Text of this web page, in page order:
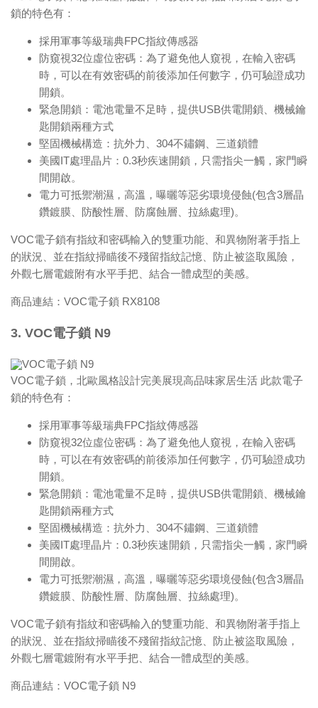
鎖的特色有：
採用軍事等級瑞典FPC指紋傳感器
防窺視32位虛位密碼：為了避免他人窺視，在輸入密碼
時，可以在有效密碼的前後添加任何數字，仍可驗證成功
開鎖。
緊急開鎖：電池電量不足時，提供USB供電開鎖、機械鑰
匙開鎖兩種方式
堅固機械構造：抗外力、304不鏽鋼、三道鎖體
美國IT處理晶片：0.3秒疾速開鎖，只需指尖一觸，家門瞬
間開啟。
電力可抵禦潮濕，高溫，曝曬等惡劣環境侵蝕(包含3層晶
鑽鍍膜、防酸性層、防腐蝕層、拉絲處理)。
VOC電子鎖有指紋和密碼輸入的雙重功能、和異物附著手指上
的狀況、並在指紋掃瞄後不殘留指紋記憶、防止被盜取風險，
外觀七層電鍍附有水平手把、結合一體成型的美感。
商品連結： VOC電子鎖 RX8108
3. VOC電子鎖 N9
VOC電子鎖，北歐風格設計完美展現高品味家居生活 此款電子
鎖的特色有：
採用軍事等級瑞典FPC指紋傳感器
防窺視32位虛位密碼：為了避免他人窺視，在輸入密碼
時，可以在有效密碼的前後添加任何數字，仍可驗證成功
開鎖。
緊急開鎖：電池電量不足時，提供USB供電開鎖、機械鑰
匙開鎖兩種方式
堅固機械構造：抗外力、304不鏽鋼、三道鎖體
美國IT處理晶片：0.3秒疾速開鎖，只需指尖一觸，家門瞬
間開啟。
電力可抵禦潮濕，高溫，曝曬等惡劣環境侵蝕(包含3層晶
鑽鍍膜、防酸性層、防腐蝕層、拉絲處理)。
VOC電子鎖有指紋和密碼輸入的雙重功能、和異物附著手指上
的狀況、並在指紋掃瞄後不殘留指紋記憶、防止被盜取風險，
外觀七層電鍍附有水平手把、結合一體成型的美感。
商品連結： VOC電子鎖 N9